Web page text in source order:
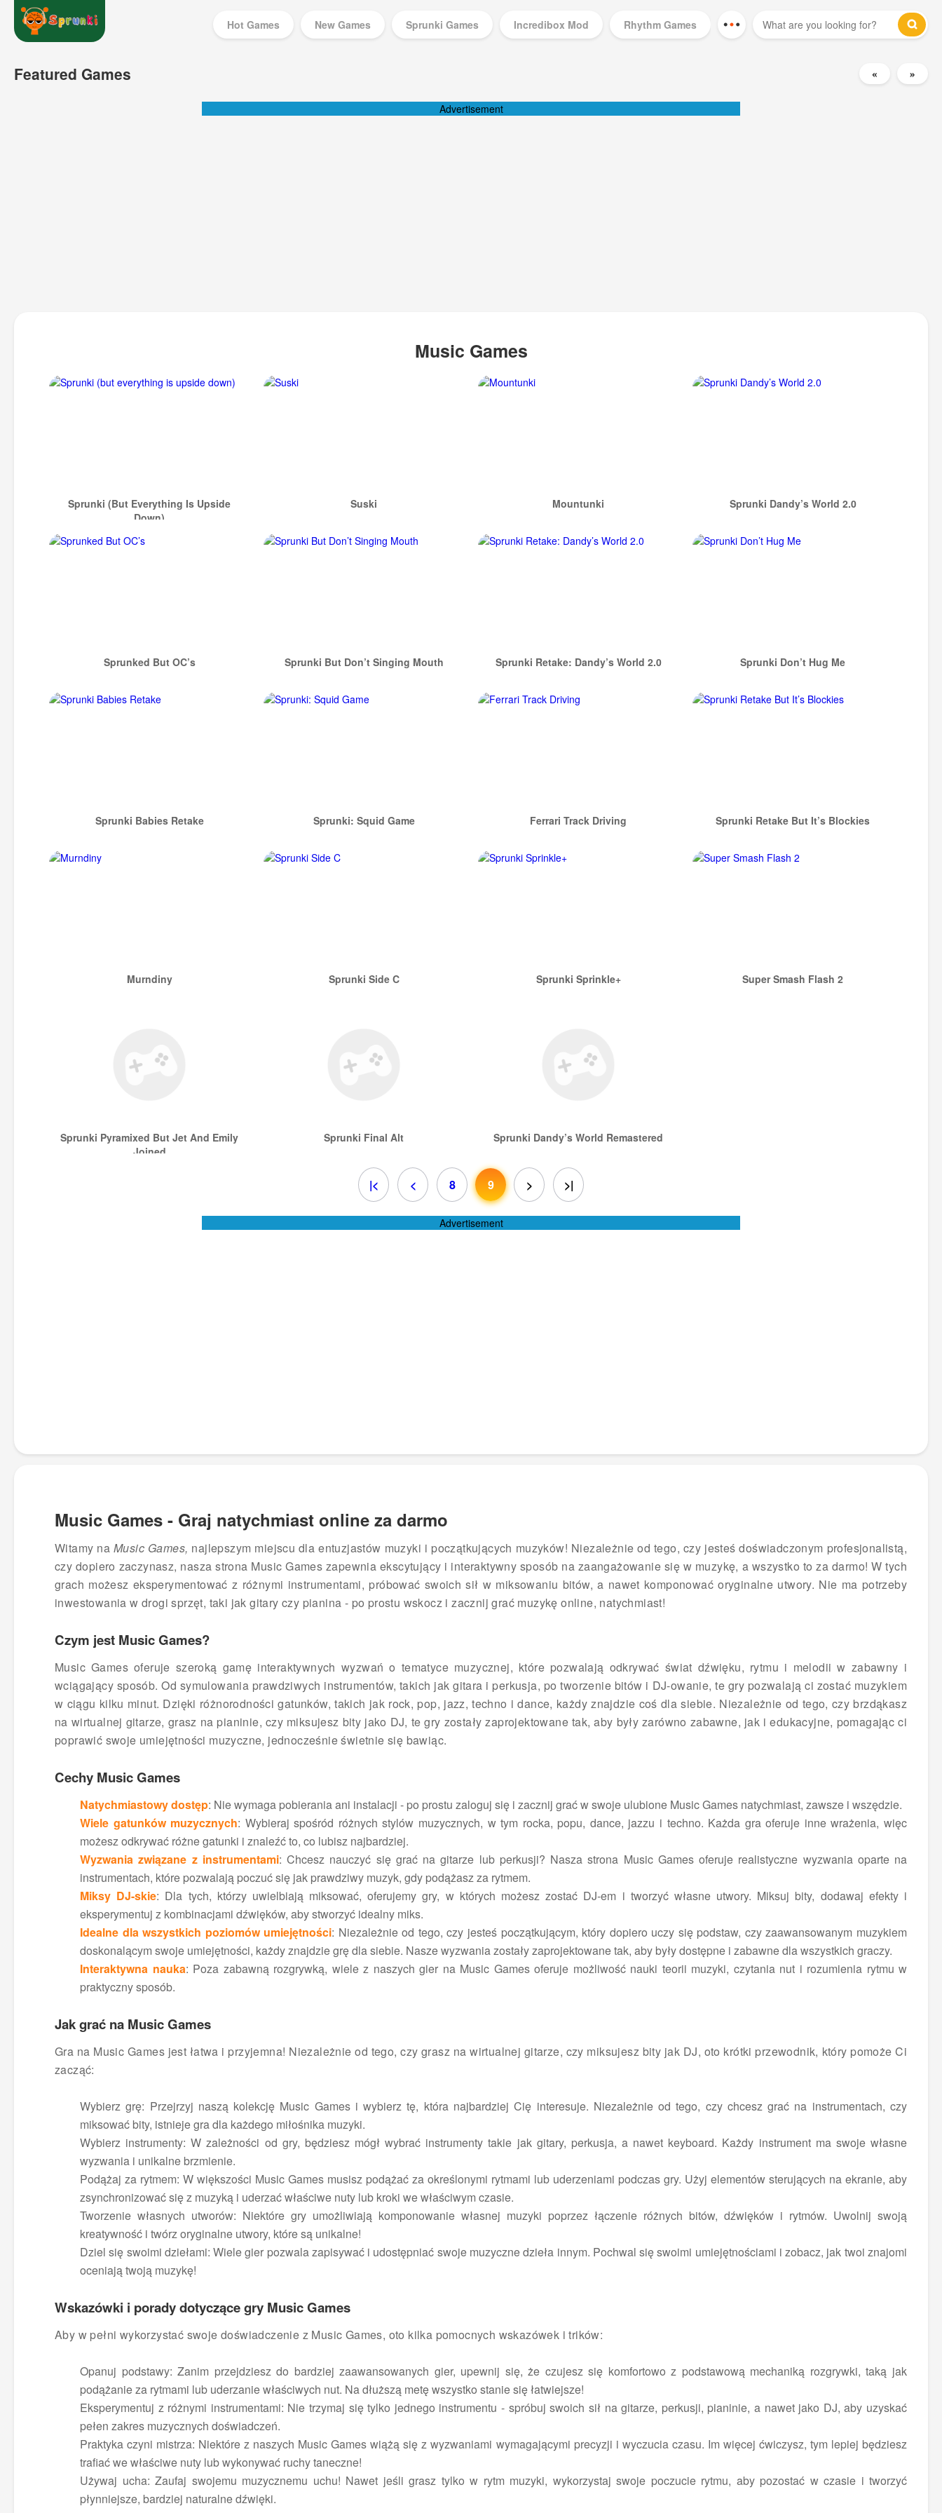
Hot Games New Games Sprunki Games Incredibox Mod Rhythm Games
Featured Games « »
Advertisement
Music Games
Sprunki (but Everything Is Upside
Down)
Suski Mountunki Sprunki Dandy’s World 2.0
Sprunked But OC’s Sprunki But Don’t Singing Mouth Sprunki Retake: Dandy’s World 2.0 Sprunki Don’t Hug Me
Sprunki Babies Retake Sprunki: Squid Game Ferrari Track Driving Sprunki Retake But It’s Blockies
Murndiny Sprunki Side C Sprunki Sprinkle+ Super Smash Flash 2
Sprunki Pyramixed But Jet And Emily
Joined
Sprunki Final Alt Sprunki Dandy’s World Remastered
|< < 8 9 > >|
Advertisement
Music Games - Graj natychmiast online za darmo
Witamy naMusic Games, najlepszym miejscu dla entuzjastów muzyki i początkujących muzyków! Niezależnie od tego, czy jesteś doświadczonym profesjonalistą,
czy dopiero zaczynasz, nasza strona Music Games zapewnia ekscytujący i interaktywny sposób na zaangażowanie się w muzykę, a wszystko to za darmo! W tych
grach możesz eksperymentować z różnymi instrumentami, próbować swoich sił w miksowaniu bitów, a nawet komponować oryginalne utwory. Nie ma potrzeby
inwestowania w drogi sprzęt, taki jak gitary czy pianina - po prostu wskocz i zacznij grać muzykę online, natychmiast!
Czym jest Music Games?
Music Games oferuje szeroką gamę interaktywnych wyzwań o tematyce muzycznej, które pozwalają odkrywać świat dźwięku, rytmu i melodii w zabawny i
wciągający sposób. Od symulowania prawdziwych instrumentów, takich jak gitara i perkusja, po tworzenie bitów i DJ-owanie, te gry pozwalają ci zostać muzykiem
w ciągu kilku minut. Dzięki różnorodności gatunków, takich jak rock, pop, jazz, techno i dance, każdy znajdzie coś dla siebie. Niezależnie od tego, czy brzdąkasz
na wirtualnej gitarze, grasz na pianinie, czy miksujesz bity jako DJ, te gry zostały zaprojektowane tak, aby były zarówno zabawne, jak i edukacyjne, pomagając ci
poprawić swoje umiejętności muzyczne, jednocześnie świetnie się bawiąc.
Cechy Music Games
Natychmiastowy dostęp: Nie wymaga pobierania ani instalacji - po prostu zaloguj się i zacznij grać w swoje ulubione Music Games natychmiast, zawsze i wszędzie.
Wiele gatunków muzycznych: Wybieraj spośród różnych stylów muzycznych, w tym rocka, popu, dance, jazzu i techno. Każda gra oferuje inne wrażenia, więc
możesz odkrywać różne gatunki i znaleźć to, co lubisz najbardziej.
Wyzwania związane z instrumentami: Chcesz nauczyć się grać na gitarze lub perkusji? Nasza strona Music Games oferuje realistyczne wyzwania oparte na
instrumentach, które pozwalają poczuć się jak prawdziwy muzyk, gdy podążasz za rytmem.
Miksy DJ-skie: Dla tych, którzy uwielbiają miksować, oferujemy gry, w których możesz zostać DJ-em i tworzyć własne utwory. Miksuj bity, dodawaj efekty i
eksperymentuj z kombinacjami dźwięków, aby stworzyć idealny miks.
Idealne dla wszystkich poziomów umiejętności: Niezależnie od tego, czy jesteś początkującym, który dopiero uczy się podstaw, czy zaawansowanym muzykiem
doskonalącym swoje umiejętności, każdy znajdzie grę dla siebie. Nasze wyzwania zostały zaprojektowane tak, aby były dostępne i zabawne dla wszystkich graczy.
Interaktywna nauka: Poza zabawną rozgrywką, wiele z naszych gier na Music Games oferuje możliwość nauki teorii muzyki, czytania nut i rozumienia rytmu w
praktyczny sposób.
Jak grać na Music Games
Gra na Music Games jest łatwa i przyjemna! Niezależnie od tego, czy grasz na wirtualnej gitarze, czy miksujesz bity jak DJ, oto krótki przewodnik, który pomoże Ci
zacząć:
Wybierz grę: Przejrzyj naszą kolekcję Music Games i wybierz tę, która najbardziej Cię interesuje. Niezależnie od tego, czy chcesz grać na instrumentach, czy
miksować bity, istnieje gra dla każdego miłośnika muzyki.
Wybierz instrumenty: W zależności od gry, będziesz mógł wybrać instrumenty takie jak gitary, perkusja, a nawet keyboard. Każdy instrument ma swoje własne
wyzwania i unikalne brzmienie.
Podążaj za rytmem: W większości Music Games musisz podążać za określonymi rytmami lub uderzeniami podczas gry. Użyj elementów sterujących na ekranie, aby
zsynchronizować się z muzyką i uderzać właściwe nuty lub kroki we właściwym czasie.
Tworzenie własnych utworów: Niektóre gry umożliwiają komponowanie własnej muzyki poprzez łączenie różnych bitów, dźwięków i rytmów. Uwolnij swoją
kreatywność i twórz oryginalne utwory, które są unikalne!
Dziel się swoimi dziełami: Wiele gier pozwala zapisywać i udostępniać swoje muzyczne dzieła innym. Pochwal się swoimi umiejętnościami i zobacz, jak twoi znajomi
oceniają twoją muzykę!
Wskazówki i porady dotyczące gry Music Games
Aby w pełni wykorzystać swoje doświadczenie z Music Games, oto kilka pomocnych wskazówek i trików:
Opanuj podstawy: Zanim przejdziesz do bardziej zaawansowanych gier, upewnij się, że czujesz się komfortowo z podstawową mechaniką rozgrywki, taką jak
podążanie za rytmami lub uderzanie właściwych nut. Na dłuższą metę wszystko stanie się łatwiejsze!
Eksperymentuj z różnymi instrumentami: Nie trzymaj się tylko jednego instrumentu - spróbuj swoich sił na gitarze, perkusji, pianinie, a nawet jako DJ, aby uzyskać
pełen zakres muzycznych doświadczeń.
Praktyka czyni mistrza: Niektóre z naszych Music Games wiążą się z wyzwaniami wymagającymi precyzji i wyczucia czasu. Im więcej ćwiczysz, tym lepiej będziesz
trafiać we właściwe nuty lub wykonywać ruchy taneczne!
Używaj ucha: Zaufaj swojemu muzycznemu uchu! Nawet jeśli grasz tylko w rytm muzyki, wykorzystaj swoje poczucie rytmu, aby pozostać w czasie i tworzyć
płynniejsze, bardziej naturalne dźwięki.